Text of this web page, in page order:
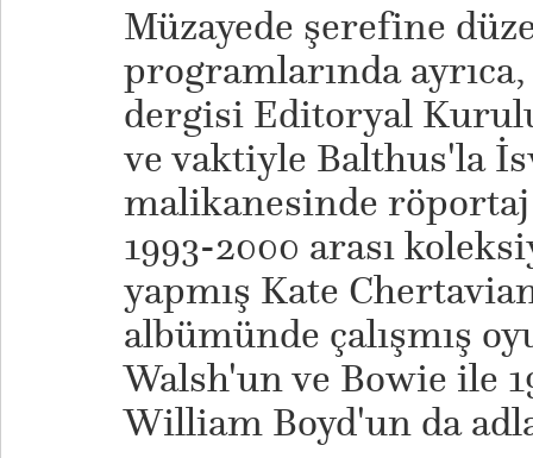
Müzayede şerefine
programlarında
dergisi Editoryal
ve vaktiyle Balthus'la
malikanesinde
1993-2000 arası
yapmış Kate
albümünde çalışmış
Walsh'un ve Bowie ile
William Boyd'un da